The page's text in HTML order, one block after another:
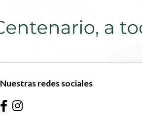
Nuestras redes sociales